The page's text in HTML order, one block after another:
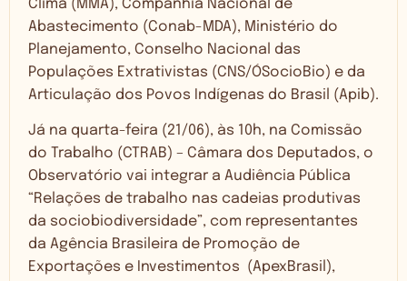
Clima (MMA), Companhia Nacional de
Abastecimento (Conab-MDA), Ministério do
Planejamento, Conselho Nacional das
Populações Extrativistas (CNS/ÓSocioBio) e da
Articulação dos Povos Indígenas do Brasil (Apib).
Já na quarta-feira (21/06), às 10h, na Comissão
do Trabalho (CTRAB) – Câmara dos Deputados, o
Observatório vai integrar a Audiência Pública
“Relações de trabalho nas cadeias produtivas
da sociobiodiversidade”, com representantes
da Agência Brasileira de Promoção de
Exportações e Investimentos (ApexBrasil),